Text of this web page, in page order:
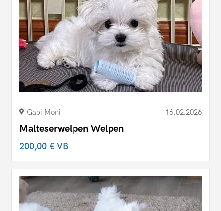
Gabi Moni 16.02.2026
Malteserwelpen Welpen
200,00 €VB